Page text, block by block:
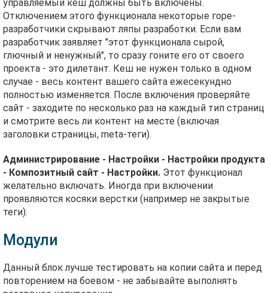
управляемый кеш должны быть включены.
Отключением этого функционала некоторые горе-
разработчики скрывают ляпы разработки. Если вам
разработчик заявляет "этот функционала сырой,
глючный и ненужный", то сразу гоните его от своего
проекта - это дилетант. Кеш не нужен только в одном
случае - весь контент вашего сайта ежесекундно
полностью изменяется. После включения проверяйте
сайт - заходите по несколько раз на каждый тип страниц
и смотрите весь ли контент на месте (включая
заголовки страницы, meta-теги).
Администрирование - Настройки - Настройки продукта
- Композитный сайт - Настройки. Этот функционал
желательно включать. Иногда при включении
проявляются косяки верстки (например не закрытые
теги).
Модули
Данный блок лучше тестировать на копии сайта и перед
повторением на боевом - не забывайте выполнять